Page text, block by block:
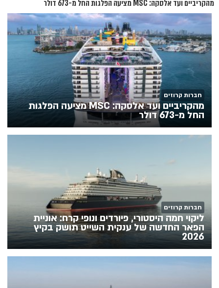
מהקריביים ועד אלסקה: MSC מציעה הפלגות החל מ-673 דולר
חברות קרוזים
מהקריביים ועד אלסקה: MSC מציעה הפלגות
החל מ-673 דולר
חברות קרוזים
ליקוי חמה היסטורי, פיורדים ונופי קרח: אוניית
הפאר החדשה של ענקית השייט תושק בקיץ
2026